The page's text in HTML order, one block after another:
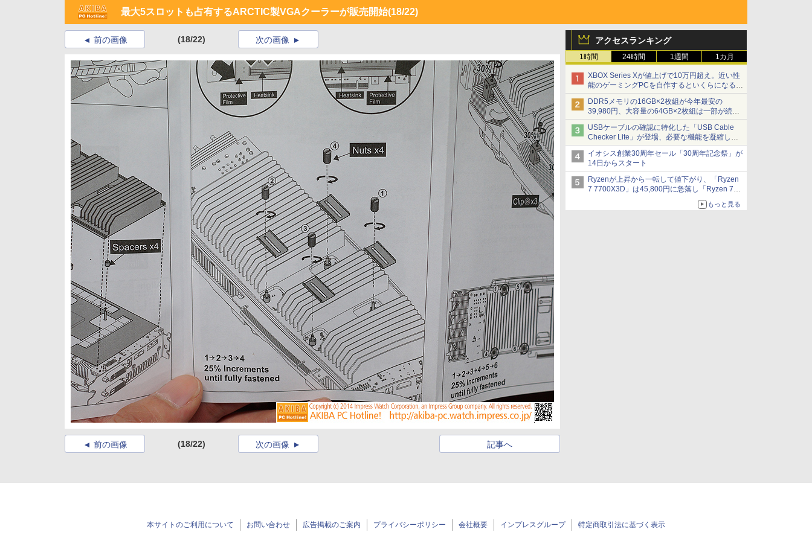
最大5スロットも占有するARCTIC製VGAクーラーが販売開始(18/22)
アクセスランキング
1時間 24時間 1週間 1カ月
XBOX Series Xが値上げで10万円超え。近い性
能のゲーミングPCを自作するといくらになる？
【石田賀津男の『酒の肴にPCゲーム』】
DDR5メモリの16GB×2枚組が今年最安の
39,980円、大容量の64GB×2枚組は一部が続騰
[8月前半のメモリ価格]
USBケーブルの確認に特化した「USB Cable
Checker Lite」が登場、必要な機能を凝縮しコ
ンパクトに 7日発売
イオシス創業30周年セール「30周年記念祭」が
14日からスタート
Ryzenが上昇から一転して値下がり、「Ryzen
7 7700X3D」は45,800円に急落し「Ryzen 7
7800X3D」との価格逆転解消 [8月前半のCPU
もっと見る
前の画像 (18/22) 次の画像
前の画像 (18/22) 記事へ
次の画像
本サイトのご利用について お問い合わせ 広告掲載のご案内 プライバシーポリシー 会社概要 インプレスグループ 特定商取引法に基づく表示